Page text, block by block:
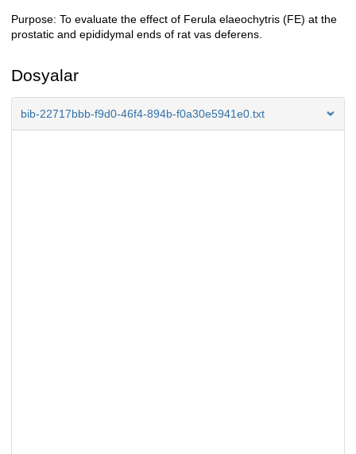
Açıklama
Purpose: To evaluate the effect of Ferula elaeochytris (FE) at the
prostatic and epididymal ends of rat vas deferens.
Dosyalar
bib-22717bbb-f9d0-46f4-894b-f0a30e5941e0.txt